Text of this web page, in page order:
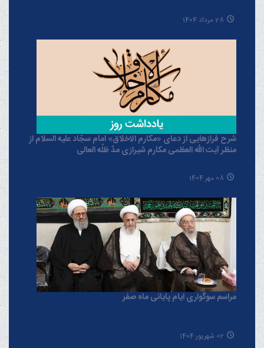
28 مرداد 1404
شرح فرازهایی از دعای «مکارم الاخلاق» امام سجّاد علیه السلام از
منظر آیت الله العظمی مکارم شیرازی مدّ ظلّه العالی
08 مهر 1404
مراسم سوگواری ایام پایانی ماه صفر
02 شهریور 1404